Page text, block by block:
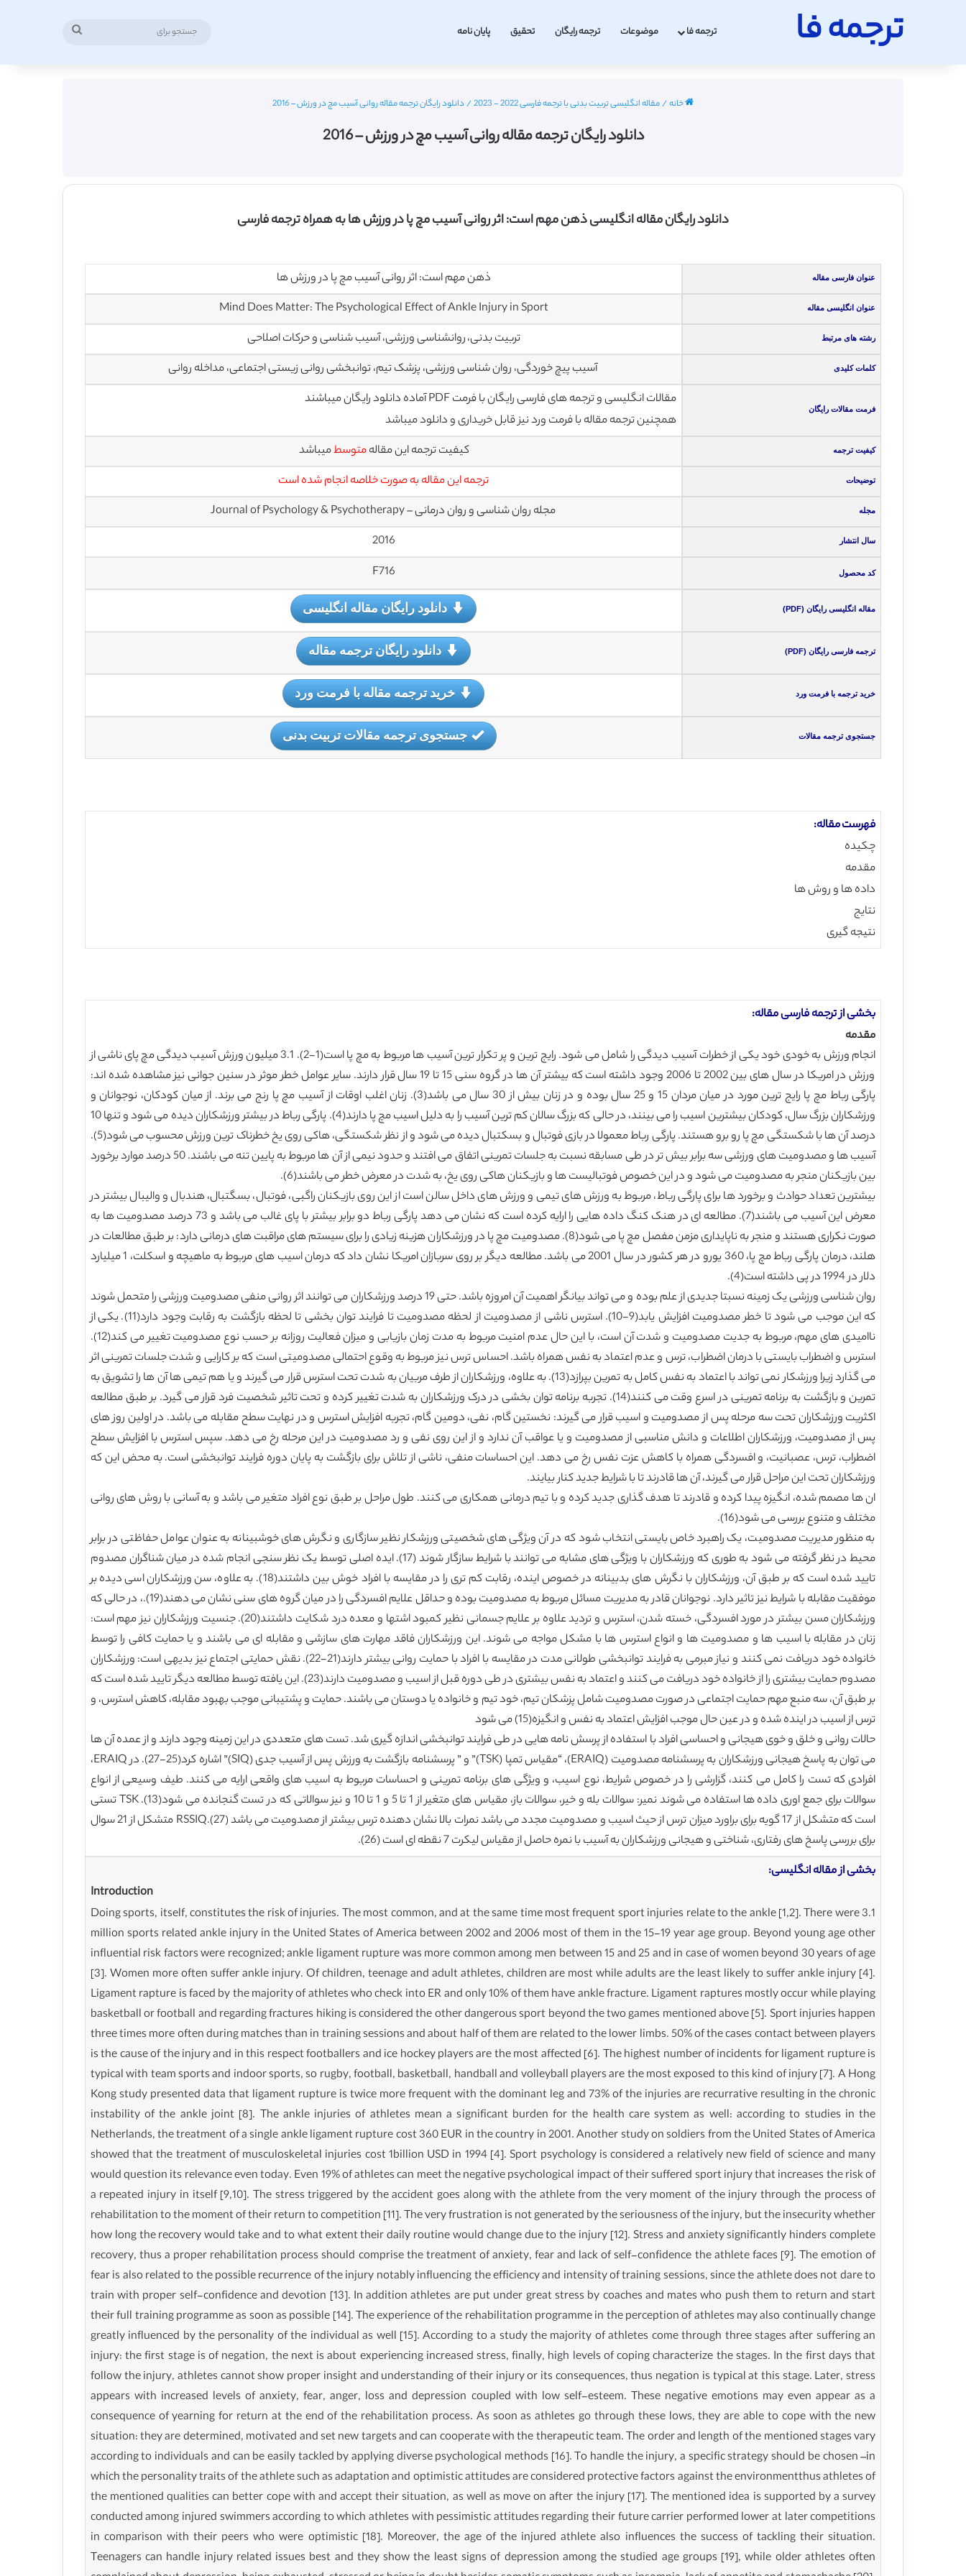
ترجمه فا ترجمه فا موضوعات ترجمه رایگان تحقیق پایان نامه
خانه/مقاله انگلیسی تربیت بدنی با ترجمه فارسی 2022 - 2023 / دانلود رایگان ترجمه مقاله روانی آسیب مچ در ورزش – 2016
دانلود رایگان ترجمه مقاله روانی آسیب مچ در ورزش – 2016
دانلود رایگان مقاله انگلیسی ذهن مهم است: اثر روانی آسیب مچ پا در ورزش ها به همراه ترجمه فارسی
عنوان فارسی مقاله ذهن مهم است: اثر روانی آسیب مچ پا در ورزش ها
عنوان انگلیسی مقاله Mind Does Matter: The Psychological Effect of Ankle Injury in Sport
رشته های مرتبط تربیت بدنی، روانشناسی ورزشی، آسیب شناسی و حرکات اصلاحی
کلمات کلیدی آسیب پیچ خوردگی، روان شناسی ورزشی، پزشک تیم، توانبخشی روانی زیستی اجتماعی، مداخله روانی
فرمت مقالات رایگان
مقالات انگلیسی و ترجمه های فارسی رایگان با فرمت PDF آماده دانلود رایگان میباشند
همچنین ترجمه مقاله با فرمت ورد نیز قابل خریداری و دانلود میباشد
کیفیت ترجمه کیفیت ترجمه این مقالهمتوسطمیباشد
توضیحات ترجمه این مقاله به صورت خلاصه انجام شده است
مجله مجله روان شناسی و روان درمانی – Journal of Psychology & Psychotherapy
سال انتشار 2016
کد محصول F716
مقاله انگلیسی رایگان (PDF) دانلود رایگان مقاله انگلیسی
ترجمه فارسی رایگان (PDF) دانلود رایگان ترجمه مقاله
خرید ترجمه با فرمت ورد خرید ترجمه مقاله با فرمت ورد
جستجوی ترجمه مقالات جستجوی ترجمه مقالات تربیت بدنی
فهرست مقاله:
چکیده
مقدمه
داده ها و روش ها
نتایج
نتیجه گیری
بخشی از ترجمه فارسی مقاله:
مقدمه
انجام ورزش به خودی خود یکی از خطرات آسیب دیدگی را شامل می شود. رایج ترین و پر تکرار ترین آسیب ها مربوط به مچ پا است(1-2). 3.1 میلیون ورزش آسیب دیدگی مچ پای ناشی از
ورزش در امریکا در سال های بین 2002 تا 2006 وجود داشته است که بیشتر آن ها در گروه سنی 15 تا 19 سال قرار دارند. سایر عوامل خطر موثر در سنین جوانی نیز مشاهده شده اند:
پارگی رباط مچ پا رایج ترین مورد در میان مردان 15 و 25 سال بوده و در زنان بیش از 30 سال می باشد(3). زنان اغلب اوقات از آسیب مچ پا رنج می برند. از میان کودکان، نوجوانان و
ورزشکاران بزرگ سال، کودکان بیشترین اسیب را می بینند، در حالی که بزرگ سالان کم ترین آسیب را به دلیل اسیب مچ پا دارند(4). پارگی رباط در بیشتر ورزشکاران دیده می شود و تنها 10
درصد آن ها با شکستگی مچ پا رو برو هستند. پارگی رباط معمولا در بازی فوتبال و بسکتبال دیده می شود و از نظر شکستگی، هاکی روی یخ خطرناک ترین ورزش محسوب می شود(5).
آسیب ها و مصدومیت های ورزشی سه برابر بیش تر در طی مسابقه نسبت به جلسات تمرینی اتفاق می افتند و حدود نیمی از آن ها مربوط به پایین تنه می باشند. 50 درصد موارد برخورد
بین بازیکنان منجر به مصدومیت می شود و در این خصوص فوتبالیست ها و بازیکنان هاکی روی یخ، به شدت در معرض خطر می باشند(6).
بیشترین تعداد حوادث و برخورد ها برای پارگی رباط، مربوط به ورزش های تیمی و ورزش های داخل سالن است از این روی بازیکنان راگبی، فوتبال، بسگتبال، هندبال و والیبال بیشتر در
معرض این آسیب می باشند(7). مطالعه ای در هنک کنگ داده هایی را ارایه کرده است که نشان می دهد پارگی رباط دو برابر بیشتر با پای غالب می باشد و 73 درصد مصدومیت ها به
صورت نکراری هستند و منجر به ناپایداری مزمن مفصل مچ پا می شود(8). مصدومیت مچ پا در ورزشکاران هزینه زیادی را برای سیستم های مراقبت های درمانی دارد: بر طبق مطالعات در
هلند، درمان پارگی رباط مچ پا، 360 یورو در هر کشور در سال 2001 می باشد. مطالعه دیگر بر روی سربازان امریکا نشان داد که درمان اسیب های مربوط به ماهیچه و اسکلت، 1 میلیارد
دلار در 1994 در پی داشته است(4).
روان شناسی ورزشی یک زمینه نسبتا جدیدی از علم بوده و می تواند بیانگر اهمیت آن امروزه باشد. حتی 19 درصد ورزشکاران می توانند اثر روانی منفی مصدومیت ورزشی را متحمل شوند
که این موجب می شود تا خطر مصدومیت افزایش یابد(9-10). استرس ناشی از مصدومیت از لحظه مصدومیت تا فرایند توان بخشی تا لحظه بازگشت به رقابت وجود دارد(11). یکی از
ناامیدی های مهم، مربوط به جدیت مصدومیت و شدت آن است، با این حال عدم امنیت مربوط به مدت زمان بازیابی و میزان فعالیت روزانه بر حسب نوع مصدومیت تغییر می کند(12).
استرس و اضطراب بایستی با درمان اضطراب، ترس و عدم اعتماد به نفس همراه باشد. احساس ترس نیز مربوط به وقوع احتمالی مصدومیتی است که بر کارایی و شدت جلسات تمرینی اثر
می گذارد زیرا ورزشکار نمی تواند با اعتماد به نفس کامل به تمرین بپرازد(13). به علاوه، ورزشکاران از طرف مربیان به شدت تحت استرس قرار می گیرند و یا هم تیمی ها آن ها را تشویق به
تمرین و بازگشت به برنامه تمرینی در اسرع وقت می کنند(14). تجربه برنامه توان بخشی در درک ورزشکاران به شدت تغییر کرده و تحت تاثیر شخصیت فرد قرار می گیرد. بر طبق مطالعه
اکثریت ورزشکاران تحت سه مرحله پس از مصدومیت و اسیب قرار می گیرند: نخستین گام، نفی، دومین گام، تجربه افزایش استرس و در نهایت سطح مقابله می باشد. در اولین روز های
پس از مصدومیت، ورزشکاران اطلاعات و دانش مناسبی از مصدومیت و یا عواقب آن ندارد و از این روی نفی و رد مصدومیت در این مرحله رخ می دهد. سپس استرس با افزایش سطح
اضطراب، ترس، عصبانیت، و افسردگی همراه با کاهش عزت نفس رخ می دهد. این احساسات منفی، ناشی از تلاش برای بازگشت به پایان دوره فرایند توانبخشی است. به محض این که
ورزشکاران تحت این مراحل قرار می گیرند، آن ها قادرند تا با شرایط جدید کنار بیایند.
ان ها مصمم شده، انگیزه پیدا کرده و قادرند تا هدف گذاری جدید کرده و با تیم درمانی همکاری می کنند. طول مراحل بر طبق نوع افراد متغیر می باشد و به آسانی با روش های روانی
مختلف و متنوع بررسی می شود(16).
به منظور مدیریت مصدومیت، یک راهبرد خاص بایستی انتخاب شود که در آن ویژگی های شخصیتی ورزشکار نظیر سازگاری و نگرش های خوشبینانه به عنوان عوامل حفاظتی در برابر
محیط در نظر گرفته می شود به طوری که ورزشکاران با ویژگی های مشابه می توانند با شرایط سازگار شوند (17). ایده اصلی توسط یک نظر سنجی انجام شده در میان شناگران مصدوم
تایید شده است که بر طبق آن، ورزشکاران با نگرش های بدبینانه در خصوص اینده، رقابت کم تری را در مقایسه با افراد خوش بین داشتند(18). به علاوه، سن ورزشکاران اسی دیده بر
موفقیت مقابله با شرایط نیز تاثیر دارد. نوجوانان قادر به مدیریت مسائل مربوط به مصدومیت بوده و حداقل علایم افسردگی را در میان گروه های سنی نشان می دهند(19).، در حالی که
ورزشکاران مسن بیشتر در مورد افسردگی، خسته شدن، استرس و تردید علاوه بر علایم جسمانی نظیر کمبود اشتها و معده درد شکایت داشتند(20). جنسیت ورزشکاران نیز مهم است:
زنان در مقابله با اسیب ها و مصدومیت ها و انواع استرس ها با مشکل مواجه می شوند. این ورزشکاران فاقد مهارت های سازشی و مقابله ای می باشند و یا حمایت کافی را توسط
خانواده خود دریافت نمی کنند و نیاز مبرمی به فرایند توانبخشی طولانی مدت در مقایسه با افراد با حمایت روانی بیشتر دارند(21-22). نقش حمایتی اجتماع نیز بدیهی است: ورزشکاران
مصدوم حمایت بیشتری را از خانواده خود دریافت می کنند و اعتماد به نفس بیشتری در طی دوره قبل از اسیب و مصدومیت دارند(23). این یافته توسط مطالعه دیگر تایید شده است که
بر طبق آن، سه منبع مهم حمایت اجتماعی در صورت مصدومیت شامل پزشکان تیم، خود تیم و خانواده یا دوستان می باشند. حمایت و پشتیبانی موجب بهبود مقابله، کاهش استرس، و
ترس از اسیب در اینده شده و در عین حال موجب افزایش اعتماد به نفس و انگیزه(15) می شود
حالات روانی و خلق و خوی هیجانی و احساسی افراد با استفاده از پرسش نامه هایی در طی فرایند توانبخشی اندازه گیری شد. تست های متعددی در این زمینه وجود دارند و از عمده آن ها
می توان به پاسخ هیجانی ورزشکاران به پرسشنامه مصدومیت (ERAIQ)، “مقیاس تمپا (TSK)” و ” پرسشنامه بازگشت به ورزش پس از آسیب جدی (SIQ)” اشاره کرد(25-27). در ERAIQ،
افرادی که تست را کامل می کنند، گزارشی را در خصوص شرایط، نوع اسیب، و ویژگی های برنامه تمرینی و احساسات مربوط به اسیب های واقعی ارایه می کنند. طیف وسیعی از انواع
سوالات برای جمع اوری داده ها استفاده می شوند نمیر: سوالات بله و خیر، سوالات باز، مقیاس های متغیر از 1 تا 5 و 1 تا 10 و نیز سوالاتی که در تست گنجانده می شود(13). TSK تستی
است که متشکل از 17 گویه برای براورد میزان ترس از حیث اسیب و مصدومیت مجدد می باشد نمرات بالا نشان دهنده ترس بیشتر از مصدومیت می باشد (27).RSSIQ متشکل از 21 سوال
برای بررسی پاسخ های رفتاری، شناختی و هیجانی ورزشکاران به آسیب با نمره حاصل از مقیاس لیکرت 7 نقطه ای است (26).
بخشی از مقاله انگلیسی:
Introduction
Doing sports, itself, constitutes the risk of injuries. The most common, and at the same time most frequent sport injuries relate to the ankle [1,2]. There were 3.1
million sports related ankle injury in the United States of America between 2002 and 2006 most of them in the 15-19 year age group. Beyond young age other
influential risk factors were recognized; ankle ligament rupture was more common among men between 15 and 25 and in case of women beyond 30 years of age
[3]. Women more often suffer ankle injury. Of children, teenage and adult athletes, children are most while adults are the least likely to suffer ankle injury [4].
Ligament rapture is faced by the majority of athletes who check into ER and only 10% of them have ankle fracture. Ligament raptures mostly occur while playing
basketball or football and regarding fractures hiking is considered the other dangerous sport beyond the two games mentioned above [5]. Sport injuries happen
three times more often during matches than in training sessions and about half of them are related to the lower limbs. 50% of the cases contact between players
is the cause of the injury and in this respect footballers and ice hockey players are the most affected [6]. The highest number of incidents for ligament rupture is
typical with team sports and indoor sports, so rugby, football, basketball, handball and volleyball players are the most exposed to this kind of injury [7]. A Hong
Kong study presented data that ligament rupture is twice more frequent with the dominant leg and 73% of the injuries are recurrative resulting in the chronic
instability of the ankle joint [8]. The ankle injuries of athletes mean a significant burden for the health care system as well: according to studies in the
Netherlands, the treatment of a single ankle ligament rupture cost 360 EUR in the country in 2001. Another study on soldiers from the United States of America
showed that the treatment of musculoskeletal injuries cost 1billion USD in 1994 [4]. Sport psychology is considered a relatively new field of science and many
would question its relevance even today. Even 19% of athletes can meet the negative psychological impact of their suffered sport injury that increases the risk of
a repeated injury in itself [9,10]. The stress triggered by the accident goes along with the athlete from the very moment of the injury through the process of
rehabilitation to the moment of their return to competition [11]. The very frustration is not generated by the seriousness of the injury, but the insecurity whether
how long the recovery would take and to what extent their daily routine would change due to the injury [12]. Stress and anxiety significantly hinders complete
recovery, thus a proper rehabilitation process should comprise the treatment of anxiety, fear and lack of self-confidence the athlete faces [9]. The emotion of
fear is also related to the possible recurrence of the injury notably influencing the efficiency and intensity of training sessions, since the athlete does not dare to
train with proper self-confidence and devotion [13]. In addition athletes are put under great stress by coaches and mates who push them to return and start
their full training programme as soon as possible [14]. The experience of the rehabilitation programme in the perception of athletes may also continually change
greatly influenced by the personality of the individual as well [15]. According to a study the majority of athletes come through three stages after suffering an
injury: the first stage is of negation, the next is about experiencing increased stress, finally, high levels of coping characterize the stages. In the first days that
follow the injury, athletes cannot show proper insight and understanding of their injury or its consequences, thus negation is typical at this stage. Later, stress
appears with increased levels of anxiety, fear, anger, loss and depression coupled with low self-esteem. These negative emotions may even appear as a
consequence of yearning for return at the end of the rehabilitation process. As soon as athletes go through these lows, they are able to cope with the new
situation: they are determined, motivated and set new targets and can cooperate with the therapeutic team. The order and length of the mentioned stages vary
according to individuals and can be easily tackled by applying diverse psychological methods [16]. To handle the injury, a specific strategy should be chosen –in
which the personality traits of the athlete such as adaptation and optimistic attitudes are considered protective factors against the environmentthus athletes of
the mentioned qualities can better cope with and accept their situation, as well as move on after the injury [17]. The mentioned idea is supported by a survey
conducted among injured swimmers according to which athletes with pessimistic attitudes regarding their future carrier performed lower at later competitions
in comparison with their peers who were optimistic [18]. Moreover, the age of the injured athlete also influences the success of tackling their situation.
Teenagers can handle injury related issues best and they show the least signs of depression among the studied age groups [19], while older athletes often